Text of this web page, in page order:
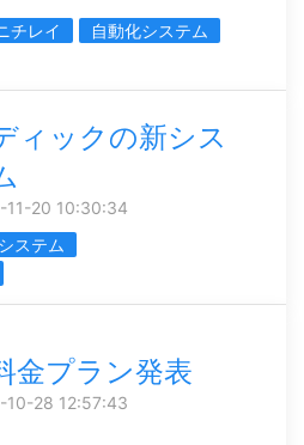
チレイ
自動化システム
ィックの新シス
11-20 10:30:34
ステム
金プラン発表
10-28 12:57:43